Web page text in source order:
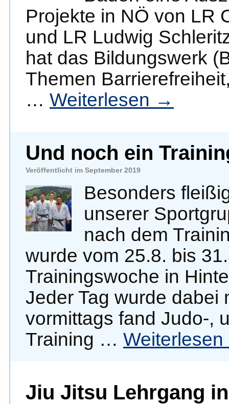
Projekte in NÖ von LR
und LR Ludwig
hat das Bildungswerk
Themen
… Weiterlesen →
Und noch ein
Veröffentlicht im September 2019
Besonders
unserer
nach dem
wurde vom 25.8. bis
Trainingswoche in
Jeder Tag wurde dabei
vormittags fand Judo-,
Training … Weiterlesen
Jiu Jitsu Lehrgang